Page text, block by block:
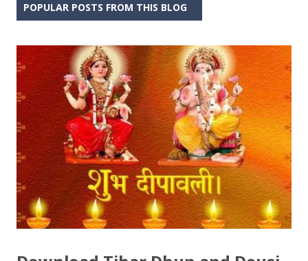
POPULAR POSTS FROM THIS BLOG